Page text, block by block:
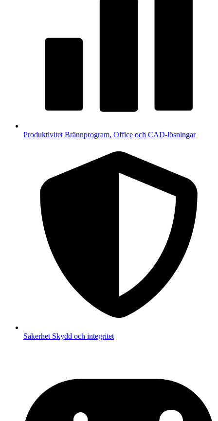
Produktivitet Brännprogram, Office och CAD-lösningar
Säkerhet Skydd och integritet